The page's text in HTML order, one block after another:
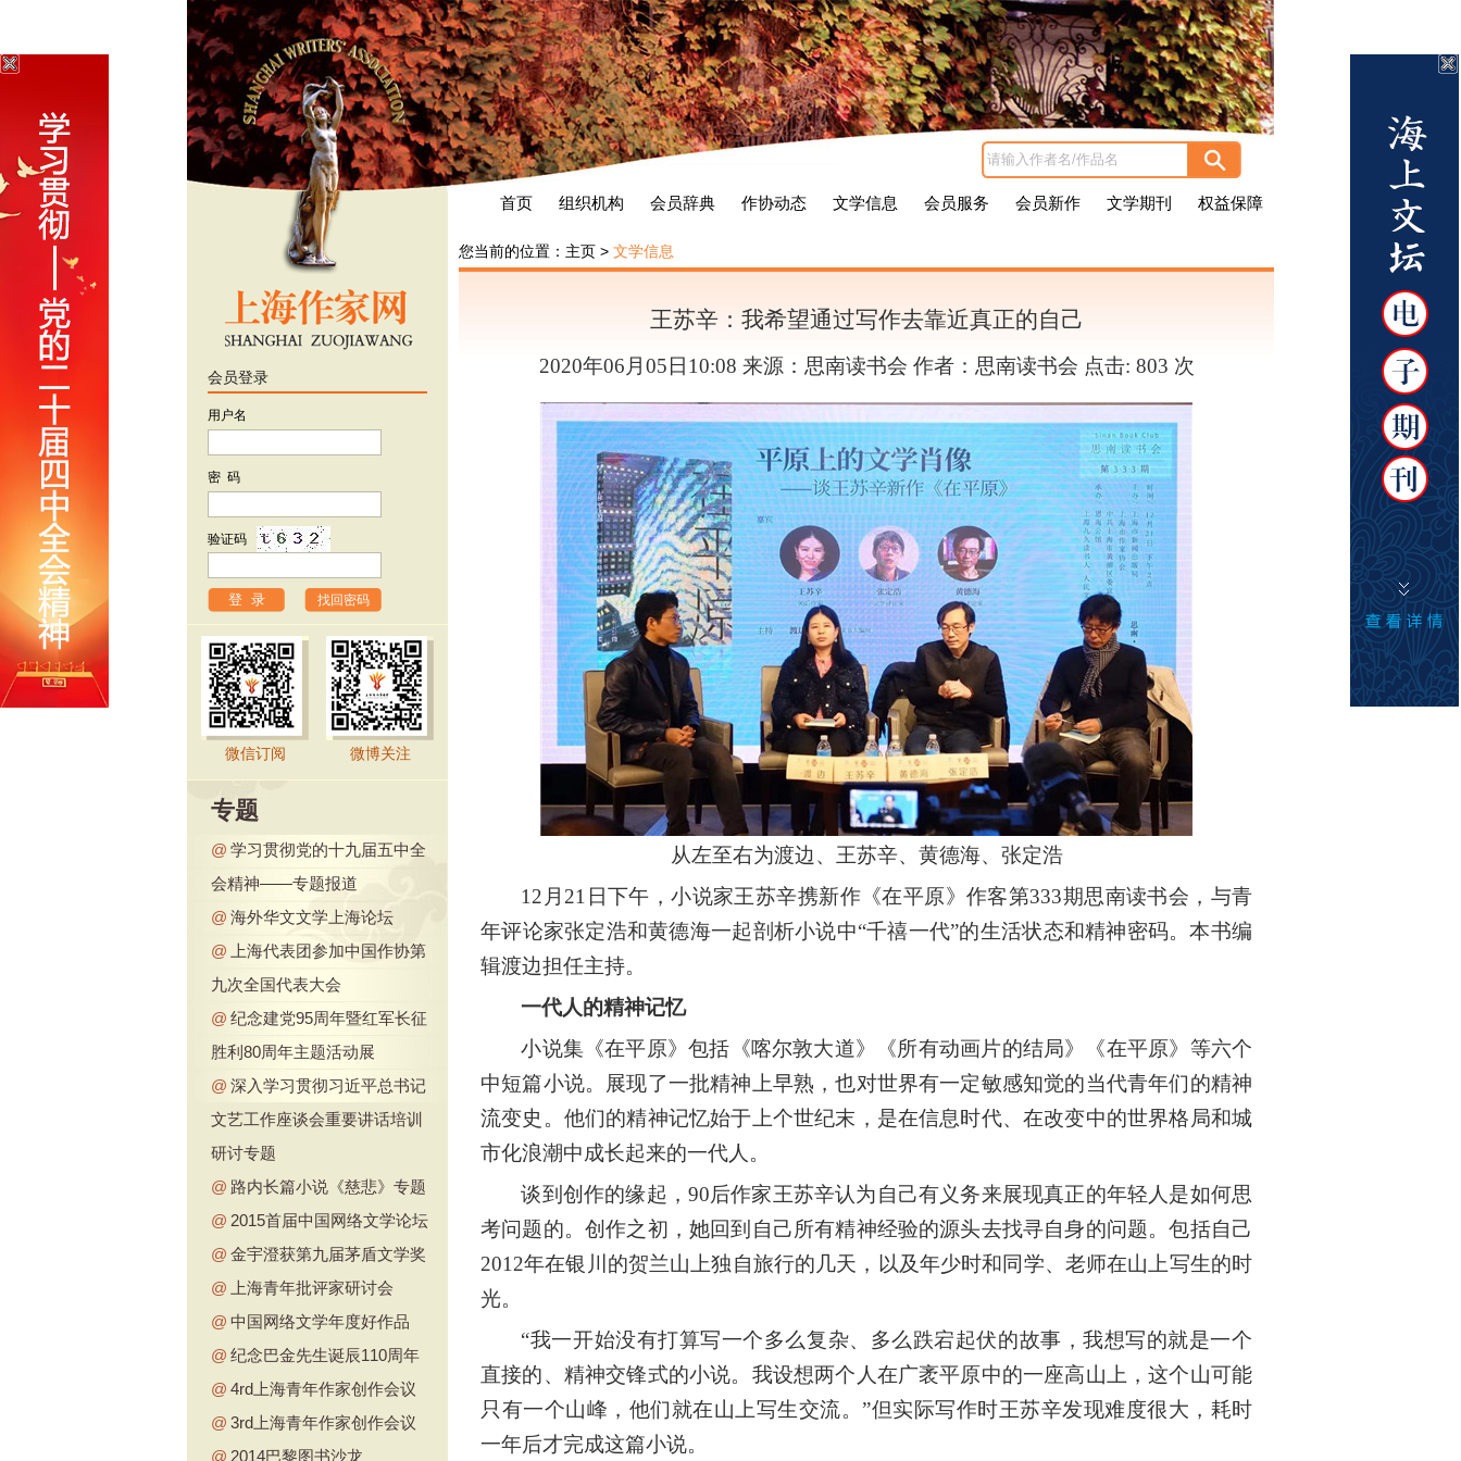
首页 组织机构 会员辞典 作协动态 文学信息 会员服务 会员新作 文学期刊 权益保障
会员登录
用户名
密 码
验证码
找回密码
微信订阅 微博关注
专题
@ 学习贯彻党的十九届五中全
会精神——专题报道
@ 海外华文文学上海论坛
@
上海代表团参加中国作协第
九次全国代表大会
@ 纪念建党95周年暨红军长征
胜利80周年主题活动展
@ 深入学习贯彻习近平总书记
文艺工作座谈会重要讲话培训
研讨专题
@ 路内长篇小说《慈悲》专题
@ 2015首届中国网络文学论坛
@ 金宇澄获第九届茅盾文学奖
@
上海青年批评家研讨会
@ 中国网络文学年度好作品
@ 纪念巴金先生诞辰110周年
@ 4rd上海青年作家创作会议
@ 3rd上海青年作家创作会议
@ 2014巴黎图书沙龙
您当前的位置： 主页 > 文学信息
王苏辛：我希望通过写作去靠近真正的自己
2020年06月05日10:08 来源：思南读书会 作者：思南读书会 点击: 803 次
从左至右为渡边、王苏辛、黄德海、张定浩
12月21日下午，小说家王苏辛携新作《在平原》作客第333期思南读书会，与青
年评论家张定浩和黄德海一起剖析小说中“千禧一代”的生活状态和精神密码。本书编
辑渡边担任主持。
一代人的精神记忆
小说集《在平原》包括《喀尔敦大道》《所有动画片的结局》《在平原》等六个
中短篇小说。展现了一批精神上早熟，也对世界有一定敏感知觉的当代青年们的精神
流变史。他们的精神记忆始于上个世纪末，是在信息时代、在改变中的世界格局和城
市化浪潮中成长起来的一代人。
谈到创作的缘起，90后作家王苏辛认为自己有义务来展现真正的年轻人是如何思
考问题的。创作之初，她回到自己所有精神经验的源头去找寻自身的问题。包括自己
2012年在银川的贺兰山上独自旅行的几天，以及年少时和同学、老师在山上写生的时
光。
“我一开始没有打算写一个多么复杂、多么跌宕起伏的故事，我想写的就是一个
直接的、精神交锋式的小说。我设想两个人在广袤平原中的一座高山上，这个山可能
只有一个山峰，他们就在山上写生交流。”但实际写作时王苏辛发现难度很大，耗时
一年后才完成这篇小说。